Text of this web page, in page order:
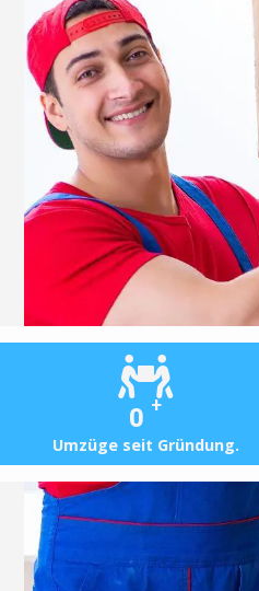
0 +
Umzüge seit Gründung.